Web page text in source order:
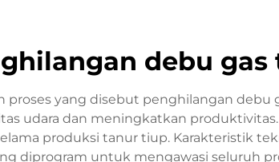
debu
yang disebut penghilangan debu
udara dan meningkatkan
produksi tanur tiup. Karakteristik
diprogram untuk mengawasi seluruh